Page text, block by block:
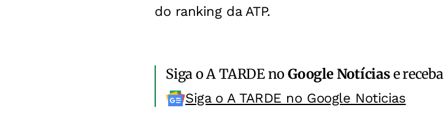
do ranking da ATP.
Siga o A TARDE noGoogle Notíciase
Siga o A TARDE no Google Noticias